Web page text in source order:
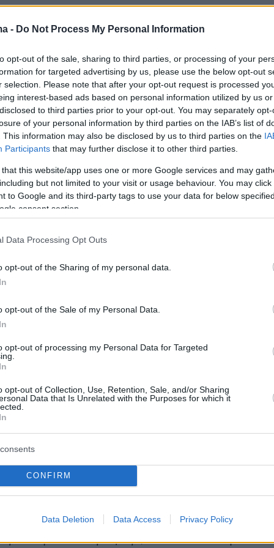
- Do Not Process My Personal Information
opt-out of the sale, sharing to third parties, or processing of your
for targeted advertising by us, please use the below opt-out
selection. Please note that after your opt-out request is processed
interest-based ads based on personal information utilized by us
to third parties prior to your opt-out. You may separately
of your personal information by third parties on the IAB’s list of
This information may also be disclosed by us to third parties on the
Participants that may further disclose it to other third parties.
that this website/app uses one or more Google services and may
but not limited to your visit or usage behaviour. You may
to Google and its third-party tags to use your data for below
consent section.
Data Processing Opt Outs
opt-out of the Sharing of my personal data.
opt-out of the Sale of my Personal Data.
opt-out of processing my Personal Data for Targeted
opt-out of Collection, Use, Retention, Sale, and/or Sharing
Data that Is Unrelated with the Purposes for which it
CONFIRM
Data Deletion Data Access Privacy Policy
ζευγάρι θέλησε να μεταφερθεί στην Κάτω
προβλήματα σε ό,τι αφορά την
απόφασης της γερμανικής δικαιοσύνης
Προβλήματα που οφείλονταν,
ότι το παιδί θα μπορούσε να είχε
στην λεγόμενη παρένθετη μητρότητα, η
εστάλη από την Γερμανία έκθεση των
οι οποίοι επιβεβαίωσαν ότι το
το ανήλικο και ότι η μητέρα του έδωσε
της, ώστε το ζευγάρι να μπορέσει να το
Μπάρι αποφάνθηκε, τελικά, ότι η πρακτική
στην Γερμανία είναι καθ΄όλα νόμιμη και
ιταλική νομοθεσία και ότι η υιοθεσία
επιτρέποντας στο παιδί να διατηρήσει
βιολογική μητέρα. Είναι η πρώτη φορά,
που στην Ιταλία ένα δικαστήριο
ένα παιδί έχει επίσημα τρεις, και όχι δυο
ωστόσο εξέφρασαν σφοδρές
που αγωνίζεται για αυτό που αποκαλεί
οικογενειακές αξίες», καταδίκασε τη